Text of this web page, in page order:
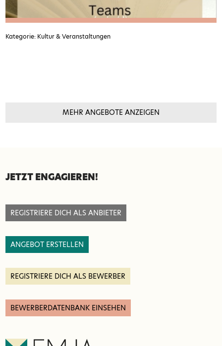
Kategorie: Kultur & Veranstaltungen
MEHR ANGEBOTE ANZEIGEN
SEITENFUSS
JETZT ENGAGIEREN!
REGISTRIERE DICH ALS ANBIETER
ANGEBOT ERSTELLEN
REGISTRIERE DICH ALS BEWERBER
BEWERBERDATENBANK EINSEHEN